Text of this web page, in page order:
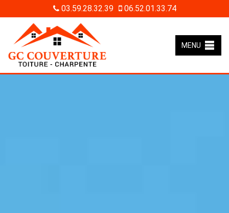
03.59.28.32.39 06.52.01.33.74
MENU